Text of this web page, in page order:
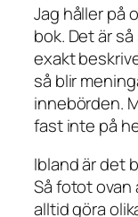
Jag håller på
bok. Det är
exakt
så blir
innebörden.
fast inte på
Ibland är det
Så fotot ovan
alltid göra